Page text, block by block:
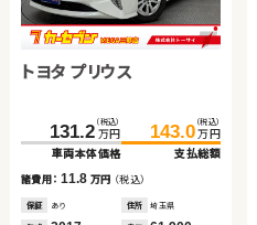
トヨタ プリウス
131.2 （税込）
万円
車両本体価格
143.0 （税込）
万円
支払総額
諸費用：11.8 万円 （税込）
保証 あり 住所 埼玉県
トヨタ ノア
77.7 （税込）
万円
車両本体価格
85.9 （税込）
万円
支払総額
諸費用：8.2万円（税込）
保証 なし 住所 岡山県
日産 エクストレイル
219.7（税込）
万円
諸費用：7.1 万円（税込）
なし 岡山県
年式 2019年 走行
排気 2,000 整備 法定整備付